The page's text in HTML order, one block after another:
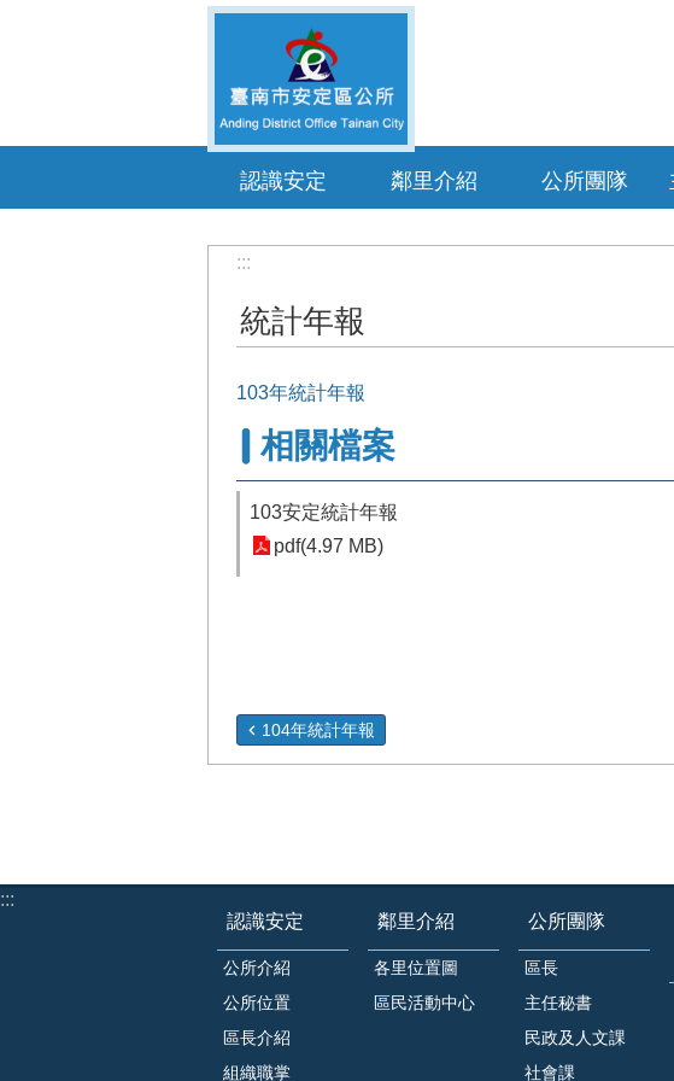
認識安定 鄰里介紹 公所團隊
:::
統計年報
103年統計年報
相關檔案
103安定統計年報
pdf(4.97 MB)
104年統計年報
:::
認識安定
公所介紹
公所位置
區長介紹
組織職掌
鄰里介紹
各里位置圖
區民活動中心
公所團隊
區長
主任秘書
民政及人文課
社會課